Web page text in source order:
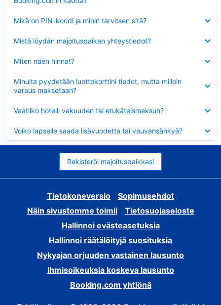
Mikä on PIN-koodi ja mihin tarvitsen sitä?
Mistä löydän majoituspaikan yhteystiedot?
Miten näen hinnat?
Minulta pyydetään luottokorttini tiedot, mutta milloin
varaus maksetaan?
Vaatiiko hotelli vakuuden tai etukäteismaksun?
Voiko lapselle saada lisävuodetta tai vauvansänkyä?
Rekisteröi majoituspaikkasi
Tietokoneversio
Sopimusehdot
Näin sivustomme toimii
Tietosuojaseloste
Hallinnoi evästeasetuksia
Hallinnoi räätälöityjä suosituksia
Nykyajan orjuuden vastainen lausunto
Ihmisoikeuksia koskeva lausunto
Booking.com yhtiönä